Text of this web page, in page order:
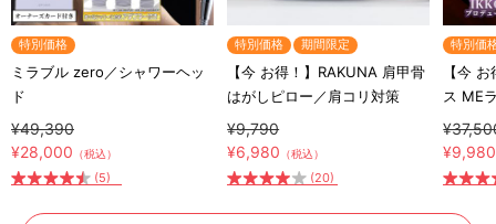
特別価格
ミラブル zero／シャワーヘッ
ド
¥49,390
¥28,000 （税込）
(5)
特別価格 期間限定
【今 お得！】RAKUNA 肩甲骨
はがしピロー／肩コリ対策
¥9,790
¥6,980 （税込）
(20)
特別価
【今
ス ME
顔器
¥9,980